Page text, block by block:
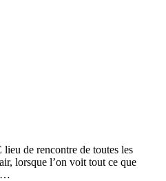
de rencontre de toutes les
lorsque l’on voit tout ce que